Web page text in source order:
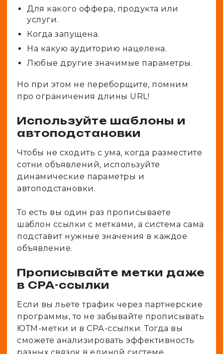
Для какого оффера, продукта или
услуги.
Когда запущена.
На какую аудиторию нацелена.
Любые другие значимые параметры.
Но при этом не переборщите, помним
про ограничения длины URL!
Используйте шаблоны и
автоподстановки
Чтобы не сходить с ума, когда разместите
сотни объявлений, используйте
динамические параметры и
автоподстановки.
То есть вы один раз прописываете
шаблон ссылки с метками, а система сама
подставит нужные значения в каждое
объявление.
Прописывайте метки даже
в СРА-ссылки
Если вы льете трафик через партнерские
программы, то не забывайте прописывать
ЮТМ-метки и в СРА-ссылки. Тогда вы
сможете анализировать эффективность